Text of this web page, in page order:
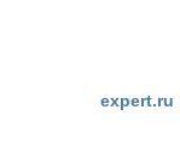
expert.ru